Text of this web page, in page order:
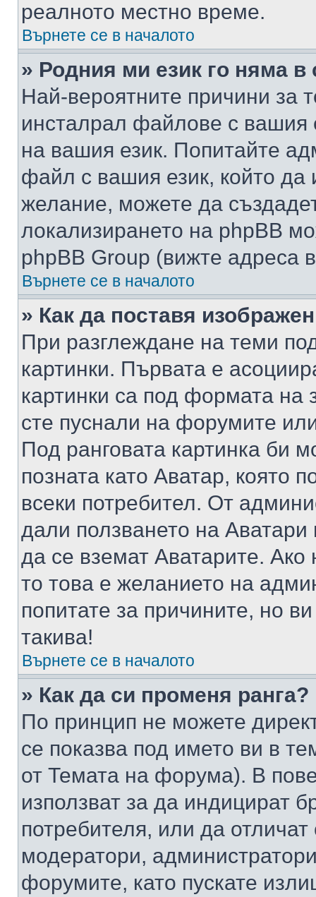
реалното местно време.
Върнете се в началото
» Родния ми език го няма в
Най-вероятните причини за
инсталрал файлове с вашия
на вашия език. Попитайте
файл с вашия език, който да
желание, можете да
локализирането на phpBB
phpBB Group (вижте адреса
Върнете се в началото
» Как да поставя
При разглеждане на теми
картинки. Първата е
картинки са под формата на
сте пуснали на форумите
Под ранговата картинка би
позната като Аватар, която
всеки потребител. От
дали ползването на
да се вземат Аватарите.
то това е желанието на
попитате за причините, но
такива!
Върнете се в началото
» Как да си променя ранга?
По принцип не можете
се показва под името ви в
от Темата на форума). В
използват за да индицират
потребителя, или да
модератори,
форумите, като пускате